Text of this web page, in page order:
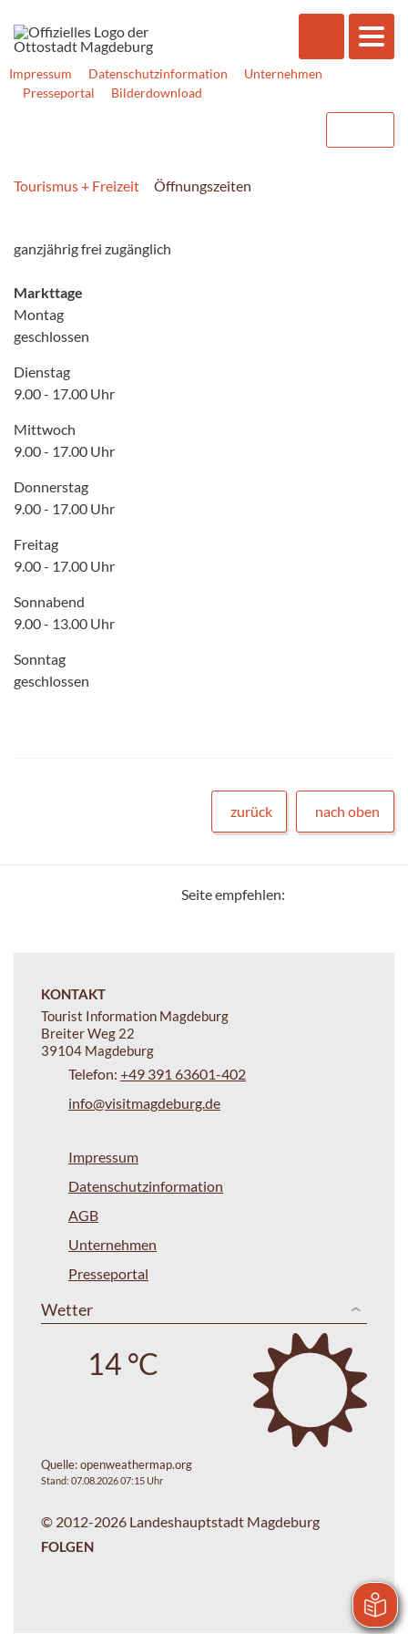
Impressum Datenschutzinformation
Unternehmen
Presseportal
Bilderdownload
Tourismus + Freizeit Öffnungszeiten
ganzjährig frei zugänglich
Markttage
Montag
geschlossen
Dienstag
9.00 - 17.00 Uhr
Mittwoch
9.00 - 17.00 Uhr
Donnerstag
9.00 - 17.00 Uhr
Freitag
9.00 - 17.00 Uhr
Sonnabend
9.00 - 13.00 Uhr
Sonntag
geschlossen
zurück nach oben
Seite empfehlen:
KONTAKT
Tourist Information Magdeburg
Breiter Weg 22
39104 Magdeburg
Telefon: +49 391 63601-402
info@visitmagdeburg.de
Impressum
Datenschutzinformation
AGB
Unternehmen
Presseportal
Wetter
14 °C
Quelle:openweathermap.org
Stand: 07.08.2026 07:15 Uhr
© 2012-2026 Landeshauptstadt Magdeburg
FOLGEN